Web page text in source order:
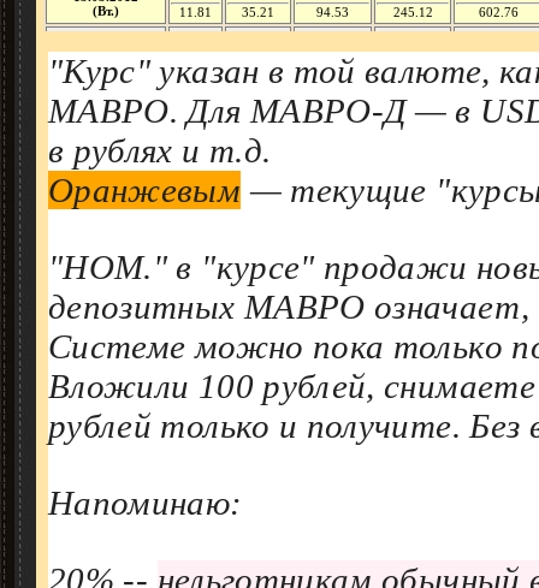
"Курс" указан в той валюте,
МАВРО. Для МАВРО-Д — в
в рублях и т.д.
Оранжевым — текущие
"НОМ." в "курсе" продажи
депозитных МАВРО
Системе можно пока только
Вложили 100 рублей,
рублей только и получите. Без
Напоминаю:
20% -- нельготникам обычный